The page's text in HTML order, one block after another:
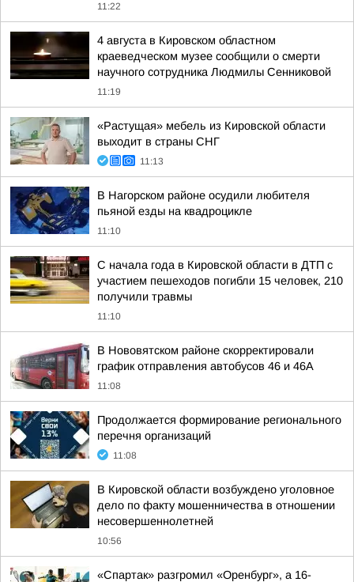
11:22
4 августа в Кировском областном
краеведческом музее сообщили о смерти
научного сотрудника Людмилы Сенниковой
11:19
«Растущая» мебель из Кировской области
выходит в страны СНГ
11:13
В Нагорском районе осудили любителя
пьяной езды на квадроцикле
11:10
С начала года в Кировской области в ДТП с
участием пешеходов погибли 15 человек, 210
получили травмы
11:10
В Нововятском районе скорректировали
график отправления автобусов 46 и 46А
11:08
Продолжается формирование регионального
перечня организаций
11:08
В Кировской области возбуждено уголовное
дело по факту мошенничества в отношении
несовершеннолетней
10:56
«Спартак» разгромил «Оренбург», а 16-